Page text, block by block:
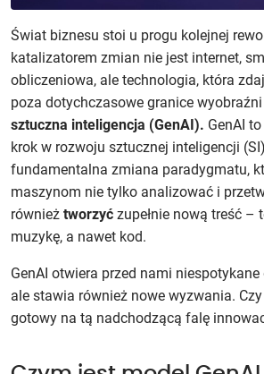
Świat biznesu stoi u progu kolejnej
katalizatorem zmian nie jest internet,
obliczeniowa, ale technologia, która
poza dotychczasowe granice
sztuczna inteligencja (GenAI). GenAI
krok w rozwoju sztucznej inteligencji
fundamentalna zmiana paradygmatu,
maszynom nie tylko analizować i
również tworzyć zupełnie nową treść –
muzykę, a nawet kod.
GenAI otwiera przed nami
ale stawia również nowe wyzwania.
gotowy na tą nadchodzącą falę